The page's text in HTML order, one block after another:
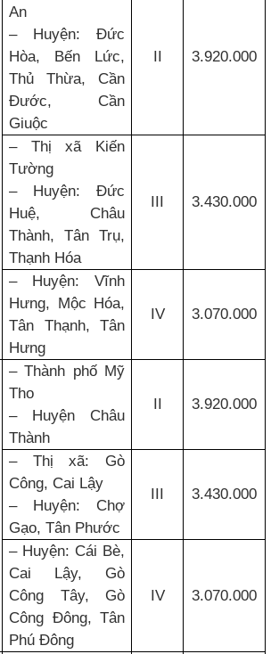
An
– Huyện: Đức
Hòa, Bến Lức,
Thủ Thừa, Cần
Đước, Cần
Giuộc
3.920.000
– Thị xã Kiến
Tường
– Huyện: Đức
Huệ, Châu
Thành, Tân Trụ,
Thạnh Hóa
3.430.000
– Huyện: Vĩnh
Hưng, Mộc Hóa,
Tân Thạnh, Tân
Hưng
IV 3.070.000
– Thành phố Mỹ
Tho
– Huyện Châu
Thành
3.920.000
– Thị xã: Gò
Công, Cai Lậy
– Huyện: Chợ
Gạo, Tân Phước
3.430.000
– Huyện: Cái Bè,
Cai Lậy, Gò
Công Tây, Gò
Công Đông, Tân
Phú Đông
IV 3.070.000